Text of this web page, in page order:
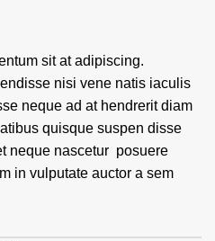
sit at adipiscing.
nisi vene natis iaculis
neque ad at hendrerit diam
quisque suspen disse
neque nascetur posuere
in vulputate auctor a sem